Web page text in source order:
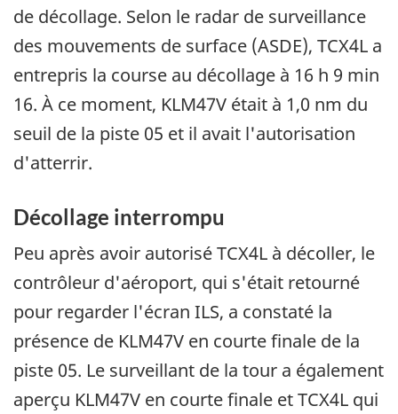
de décollage. Selon le radar de surveillance
des mouvements de surface (ASDE), TCX4L a
entrepris la course au décollage à 16 h 9 min
16. À ce moment, KLM47V était à 1,0 nm du
seuil de la piste 05 et il avait l'autorisation
d'atterrir.
Décollage interrompu
Peu après avoir autorisé TCX4L à décoller, le
contrôleur d'aéroport, qui s'était retourné
pour regarder l'écran ILS, a constaté la
présence de KLM47V en courte finale de la
piste 05. Le surveillant de la tour a également
aperçu KLM47V en courte finale et TCX4L qui